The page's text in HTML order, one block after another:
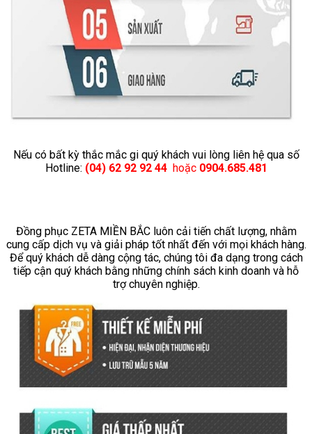
Nếu có bất kỳ thắc mắc gi quý khách vui lòng liên hệ qua số
Hotline: (04) 62 92 92 44 hoặc 0904.685.481
Đồng phục ZETA MIỀN BẮC luôn cải tiến chất lượng, nhằm
cung cấp dịch vụ và giải pháp tốt nhất đến với mọi khách hàng.
Để quý khách dễ dàng cộng tác, chúng tôi đa dạng trong cách
tiếp cận quý khách bằng những chính sách kinh doanh và hỗ
trợ chuyên nghiệp.